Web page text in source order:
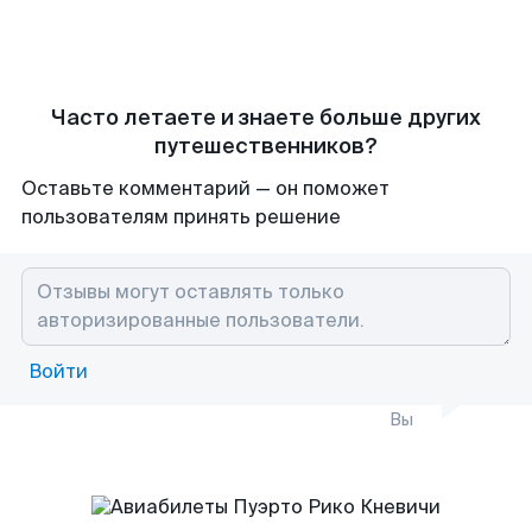
Часто летаете и знаете больше других
путешественников?
Оставьте комментарий — он поможет
пользователям принять решение
Войти
Вы